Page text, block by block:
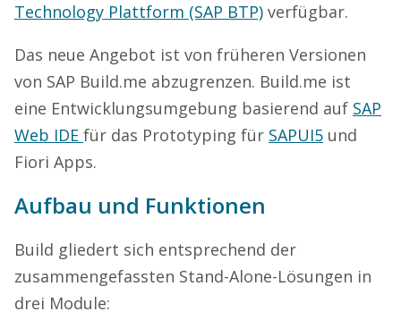
Technology Plattform (SAP BTP) verfügbar.
Das neue Angebot ist von früheren Versionen
von SAP Build.me abzugrenzen. Build.me ist
eine Entwicklungsumgebung basierend auf SAP
Web IDE für das Prototyping für SAPUI5 und
Fiori Apps.
Aufbau und Funktionen
Build gliedert sich entsprechend der
zusammengefassten Stand-Alone-Lösungen in
drei Module: